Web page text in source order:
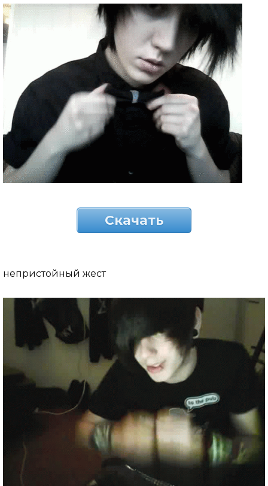
Скачать
непристойный жест